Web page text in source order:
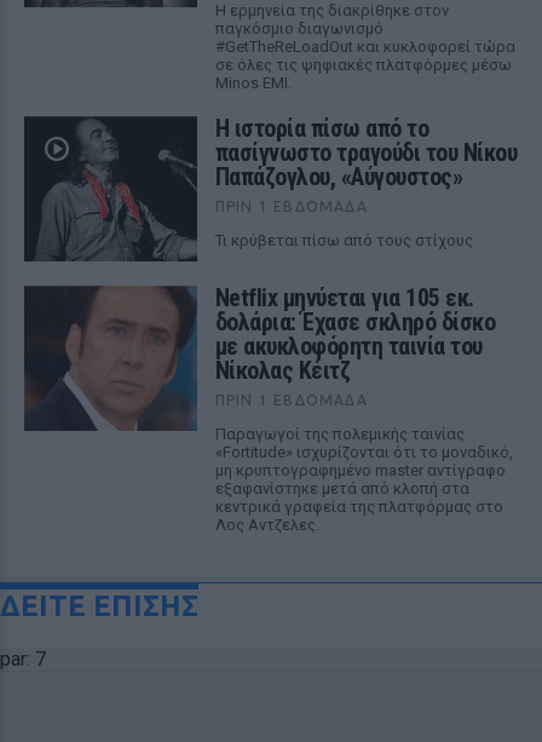
Η ερμηνεία της διακρίθηκε στον
παγκόσμιο διαγωνισμό
#GetTheReLoadOut και κυκλοφορεί τώρα
σε όλες τις ψηφιακές πλατφόρμες μέσω
Minos EMI.
Η ιστορία πίσω από το
πασίγνωστο τραγούδι του Νίκου
Παπάζογλου, «Αύγουστος»
ΠΡΙΝ 1 ΕΒΔΟΜΆΔΑ
Τι κρύβεται πίσω από τους στίχους
Netflix μηνύεται για 105 εκ.
δολάρια: Έχασε σκληρό δίσκο
με ακυκλοφόρητη ταινία του
Νίκολας Κέιτζ
ΠΡΙΝ 1 ΕΒΔΟΜΆΔΑ
Παραγωγοί της πολεμικής ταινίας
«Fortitude» ισχυρίζονται ότι το μοναδικό,
μη κρυπτογραφημένο master αντίγραφο
εξαφανίστηκε μετά από κλοπή στα
κεντρικά γραφεία της πλατφόρμας στο
Λος Αντζελες.
ΔΕΙΤΕ ΕΠΙΣΗΣ
par: 7